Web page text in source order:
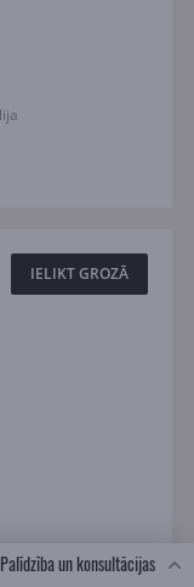
Palīdzība un konsultācijas
IELIKT GROZĀ